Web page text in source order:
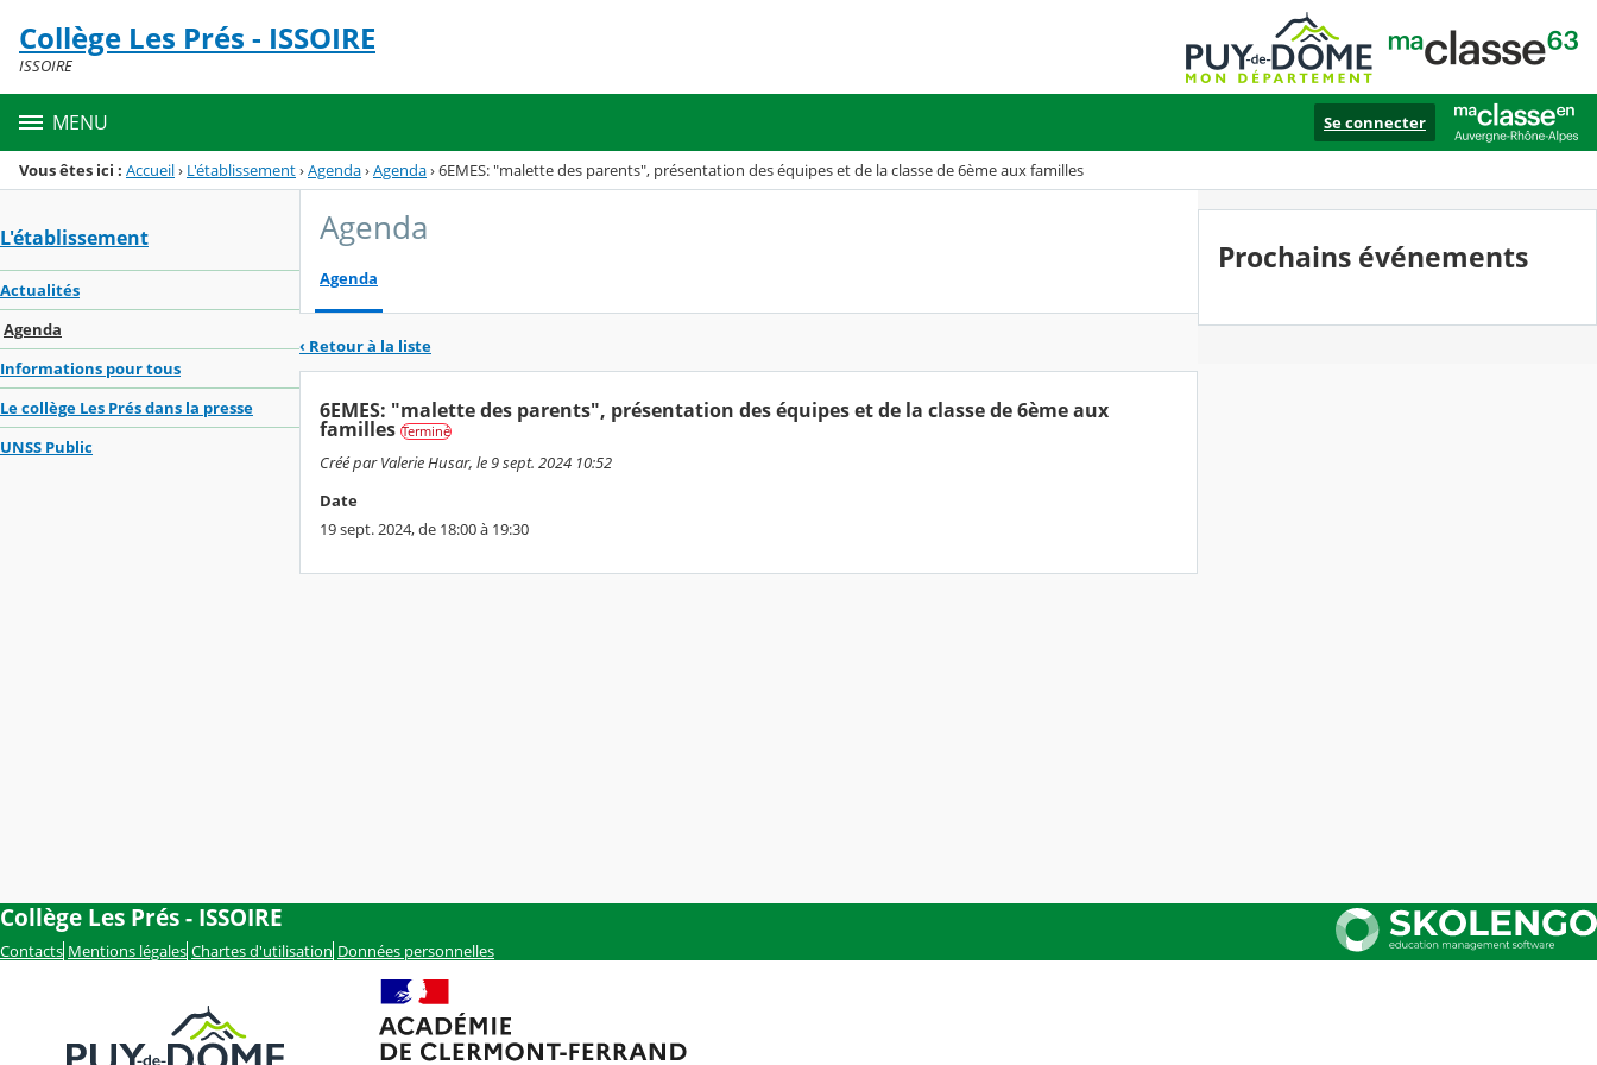
Menu de la rubrique
Contenu
Collège Les Prés - ISSOIRE
ISSOIRE
MENU Se connecter
Vous êtes ici : Accueil› L'établissement›Agenda›Agenda›6EMES: "malette des parents", présentation des équipes et de la classe de 6ème aux familles
L'établissement
Actualités
Agenda
Informations pour tous
Le collège Les Prés dans la presse
UNSS Public
Agenda
Agenda
‹ Retour à la liste
6EMES: "malette des parents", présentation des équipes et de la classe de 6ème aux
familles Terminé
Créé par Valerie Husar, le 9 sept. 2024 10:52
Date
19 sept. 2024, de 18:00 à 19:30
Prochains événements
Collège Les Prés - ISSOIRE
Contacts Mentions légales Chartes d'utilisation Données personnelles